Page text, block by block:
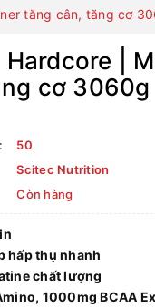
tăng cân, tăng cơ
Hardcore |
cơ 3060g
50
Scitec Nutrition
Còn hàng
hấp thụ nhanh
chất lượng
1000mg BCAA